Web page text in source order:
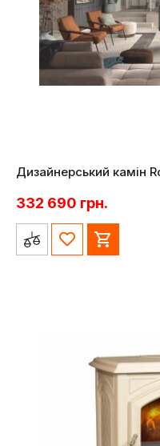
Дизайнерський камін
332 690 грн.